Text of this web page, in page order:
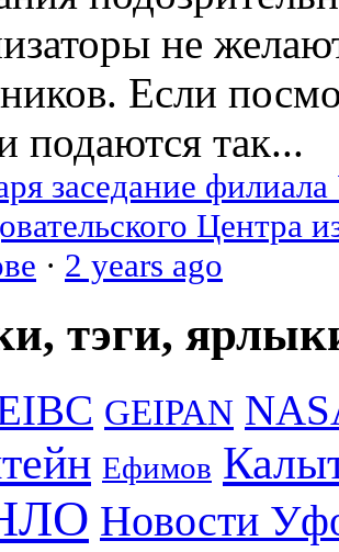
не
Если
подаются так...
заседание
Центра
· 2 years ago
тэги,
GEIPAN
Ефимов
Новости